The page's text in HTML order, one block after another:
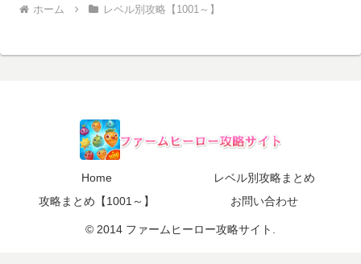
ホーム レベル別攻略【1001～】
Home
レベル別攻略まとめ
攻略まとめ【1001～】
お問い合わせ
© 2014 ファームヒーロー攻略サイト.